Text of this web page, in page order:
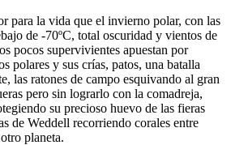
para la vida que el invierno polar, con las
de -70ºC, total oscuridad y vientos de
pocos supervivientes apuestan por
polares y sus crías, patos, una batalla
las ratones de campo esquivando al gran
pero sin lograrlo con la comadreja,
su precioso huevo de las fieras
de Weddell recorriendo corales entre
planeta.